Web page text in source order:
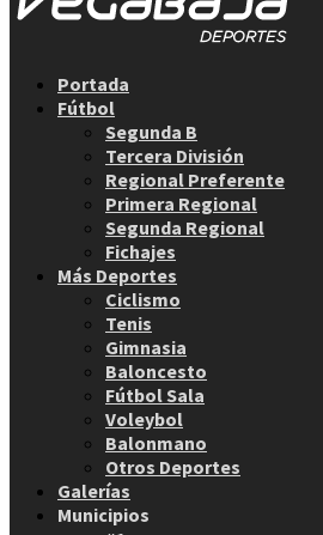
Portada
Fútbol
Segunda B
Tercera División
Regional Preferente
Primera Regional
Segunda Regional
Fichajes
Más Deportes
Ciclismo
Tenis
Gimnasia
Baloncesto
Fútbol Sala
Voleybol
Balonmano
Otros Deportes
Galerías
Municipios